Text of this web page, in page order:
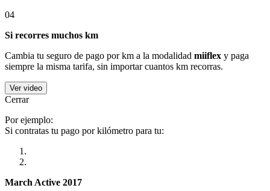
04
Si recorres muchos km
Cambia tu seguro de pago por km a la modalidad miiflex y paga
siempre la misma tarifa, sin importar cuantos km recorras.
Ver video
Cerrar
Por ejemplo:
Si contratas tu pago por kilómetro para tu:
March Active 2017